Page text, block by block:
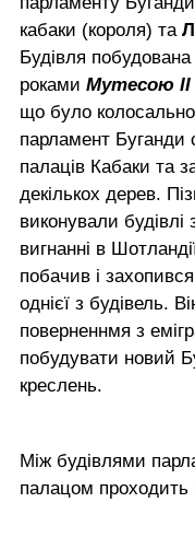
кабаки (короля) та
Будівля
роками Мутесою II
що було
парламент Буганди
палаців Кабаки та
декількох дерев.
виконували
вигнанні в
побачив і
однієї з будівель.
поверненнмя з
побудувати новий
креслень.
Між будівлями
палацом проходить